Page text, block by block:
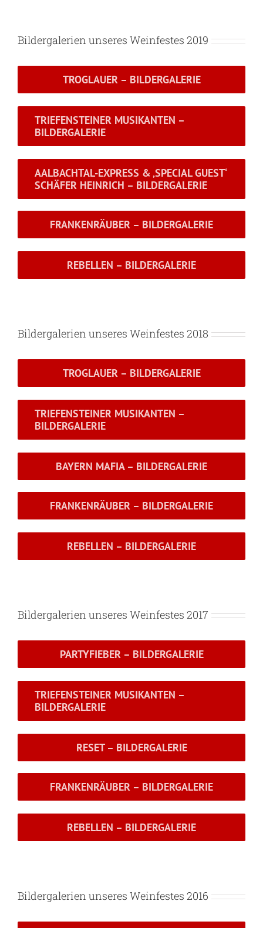
Bildergalerien unseres Weinfestes 2019
TROGLAUER – BILDERGALERIE
TRIEFENSTEINER MUSIKANTEN –
BILDERGALERIE
AALBACHTAL-EXPRESS & ‚SPECIAL GUEST‘
SCHÄFER HEINRICH – BILDERGALERIE
FRANKENRÄUBER – BILDERGALERIE
REBELLEN – BILDERGALERIE
Bildergalerien unseres Weinfestes 2018
TROGLAUER – BILDERGALERIE
TRIEFENSTEINER MUSIKANTEN –
BILDERGALERIE
BAYERN MAFIA – BILDERGALERIE
FRANKENRÄUBER – BILDERGALERIE
REBELLEN – BILDERGALERIE
Bildergalerien unseres Weinfestes 2017
PARTYFIEBER – BILDERGALERIE
TRIEFENSTEINER MUSIKANTEN –
BILDERGALERIE
RESET – BILDERGALERIE
FRANKENRÄUBER – BILDERGALERIE
REBELLEN – BILDERGALERIE
Bildergalerien unseres Weinfestes 2016